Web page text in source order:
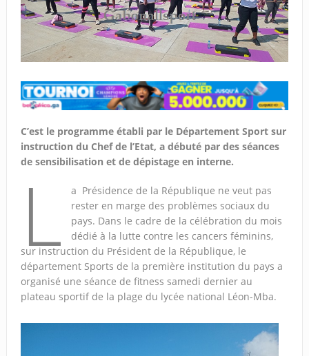
C’est le programme établi par le Département Sport sur
instruction du Chef de l’Etat, a débuté par des séances
de sensibilisation et de dépistage en interne.
L
a Présidence de la République ne veut pas
rester en marge des problèmes sociaux du
pays. Dans le cadre de la célébration du mois
dédié à la lutte contre les cancers féminins,
sur instruction du Président de la République, le
département Sports de la première institution du pays a
organisé une séance de fitness samedi dernier au
plateau sportif de la plage du lycée national Léon-Mba.